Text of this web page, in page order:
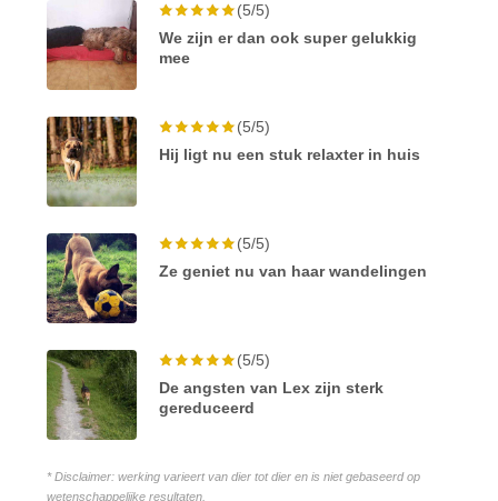
(5/5)
We zijn er dan ook super gelukkig
mee
(5/5)
Hij ligt nu een stuk relaxter in huis
(5/5)
Ze geniet nu van haar wandelingen
(5/5)
De angsten van Lex zijn sterk
gereduceerd
* Disclaimer: werking varieert van dier tot dier en is niet gebaseerd op
wetenschappelijke resultaten.